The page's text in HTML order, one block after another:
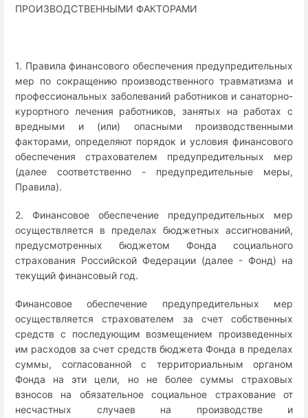
ПРОИЗВОДСТВЕННЫМИ ФАКТОРАМИ
1. Правила финансового обеспечения предупредительных
мер по сокращению производственного травматизма и
профессиональных заболеваний работников и санаторно-
курортного лечения работников, занятых на работах с
вредными и (или) опасными производственными
факторами, определяют порядок и условия финансового
обеспечения страхователем предупредительных мер
(далее соответственно - предупредительные меры,
Правила).
2. Финансовое обеспечение предупредительных мер
осуществляется в пределах бюджетных ассигнований,
предусмотренных бюджетом Фонда социального
страхования Российской Федерации (далее - Фонд) на
текущий финансовый год.
Финансовое обеспечение предупредительных мер
осуществляется страхователем за счет собственных
средств с последующим возмещением произведенных
им расходов за счет средств бюджета Фонда в пределах
суммы, согласованной с территориальным органом
Фонда на эти цели, но не более суммы страховых
взносов на обязательное социальное страхование от
несчастных случаев на производстве и